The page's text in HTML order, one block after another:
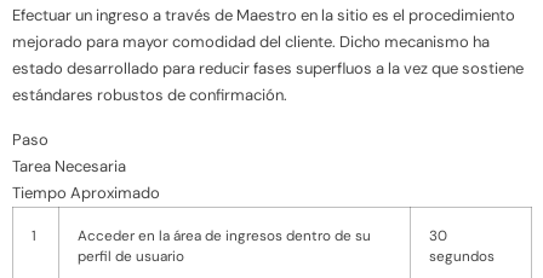
Efectuar un ingreso a través de Maestro en la sitio es el procedimiento
mejorado para mayor comodidad del cliente. Dicho mecanismo ha
estado desarrollado para reducir fases superfluos a la vez que sostiene
estándares robustos de confirmación.
Paso
Tarea Necesaria
Tiempo Aproximado
1
Acceder en la área de ingresos dentro de su
perfil de usuario
30
segundos